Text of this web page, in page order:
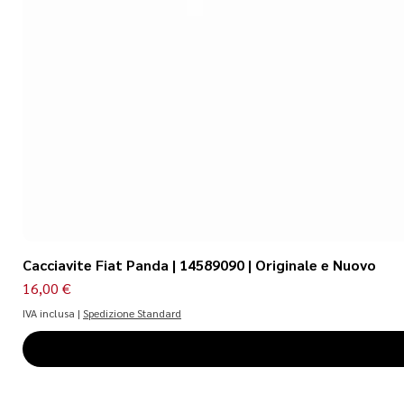
Cacciavite Fiat Panda | 14589090 | Originale e Nuovo
Prezzo
16,00 €
IVA inclusa | Spedizione Standard